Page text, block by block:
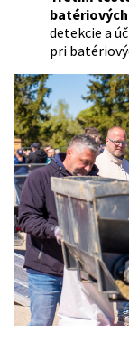
detekcie a
pri